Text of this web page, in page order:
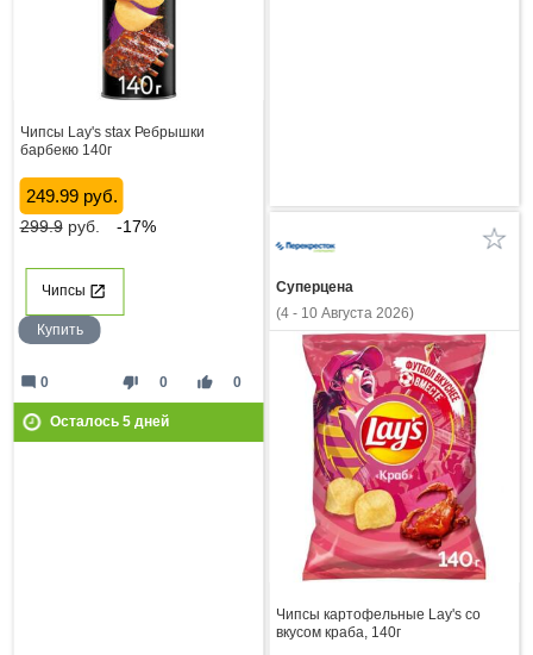
Чипсы Lay's stax Ребрышки
барбекю 140г
249.99 руб.
299.9руб. -17%
Чипсы
Купить
thumb_down 0 thumb_up 0
mode_comment 0
Осталось 5дней
Суперцена
(4 - 10 Августа 2026)
Чипсы картофельные Lay's со
вкусом краба, 140г